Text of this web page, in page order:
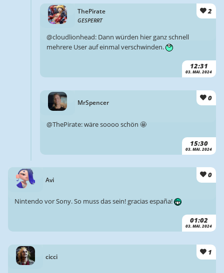
ThePirate
GESPERRT
2
12:31
03. MAI. 2024
@cloudlionhead: Dann würden hier ganz schnell
mehrere User auf einmal verschwinden.
MrSpencer
0
15:30
03. MAI. 2024
@ThePirate: wäre soooo schön 🤩
Avi
0
01:02
03. MAI. 2024
Nintendo vor Sony. So muss das sein! gracias españa!
cicci
1